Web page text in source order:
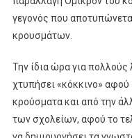
γεγονός που
κρουσμάτων.
Την ίδια ώρα για πολλούς
χτυπήσει «κόκκινο» αφού
κρούσματα και από την
των σχολείων, αφού το